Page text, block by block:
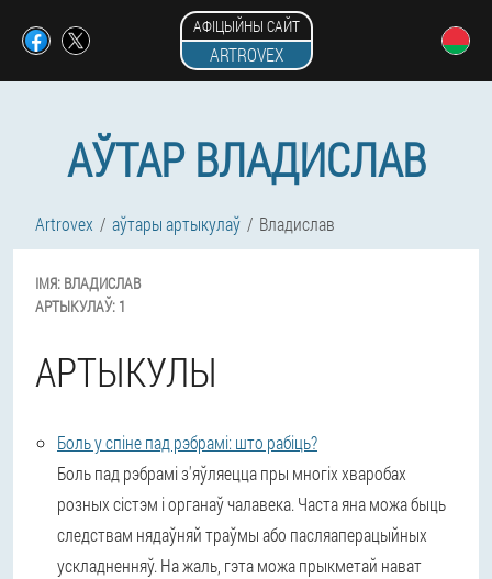
АФІЦЫЙНЫ САЙТ
ARTROVEX
АЎТАР ВЛАДИСЛАВ
Artrovex аўтары артыкулаў Владислав
ІМЯ: ВЛАДИСЛАВ
АРТЫКУЛАЎ: 1
АРТЫКУЛЫ
Боль у спіне пад рэбрамі: што рабіць?
Боль пад рэбрамі з'яўляецца пры многіх хваробах
розных сістэм і органаў чалавека. Часта яна можа быць
следствам нядаўняй траўмы або пасляаперацыйных
ускладненняў. На жаль, гэта можа прыкметай нават